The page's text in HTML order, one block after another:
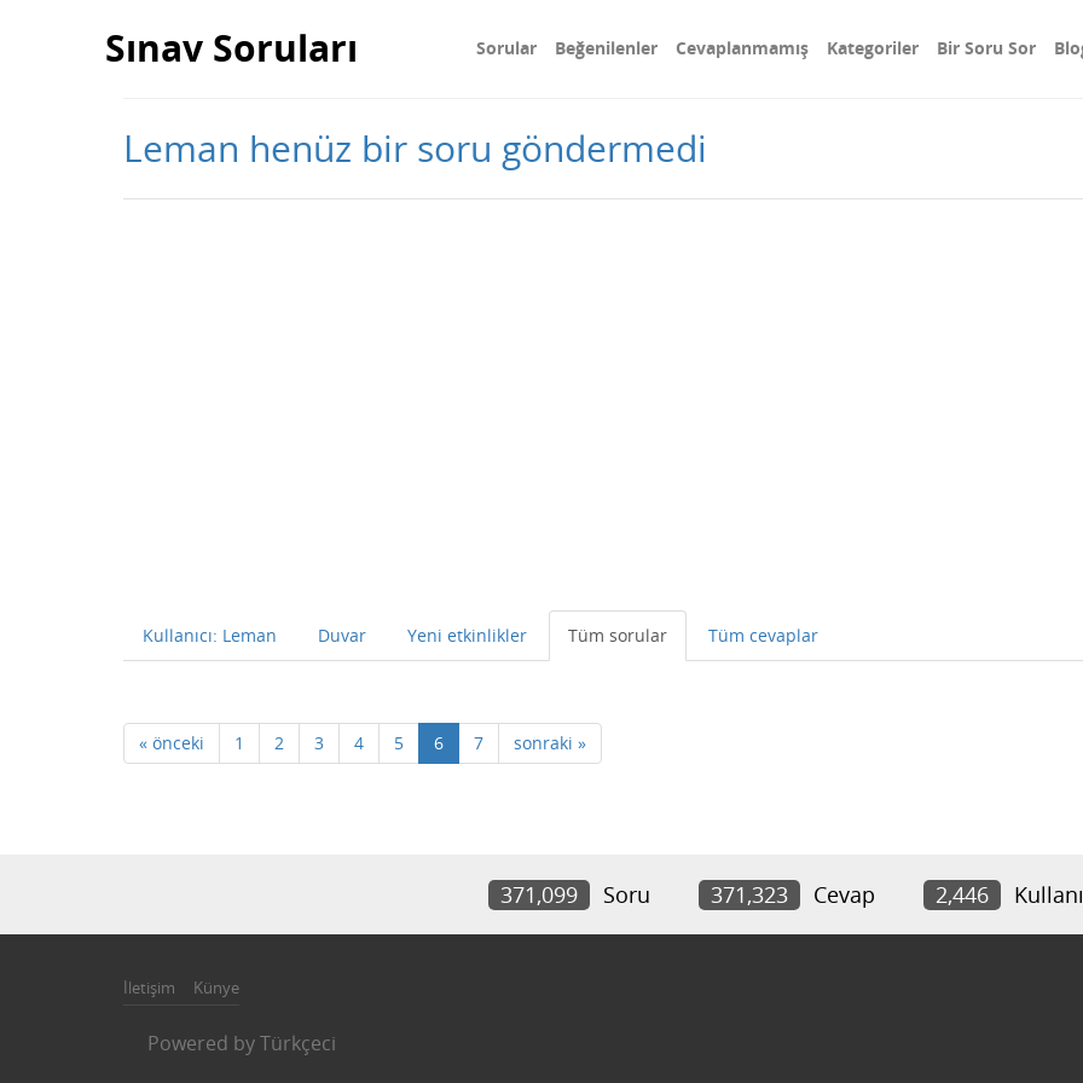
Sınav Soruları Sorular Beğenilenler Cevaplanmamış Kategoriler Bir Soru Sor
Leman henüz bir soru göndermedi
Kullanıcı: Leman Duvar Yeni etkinlikler Tüm sorular Tüm cevaplar
« önceki 1 2 3 4 5 6 7 sonraki »
371,099 Soru 371,323 Cevap 2,446
İletişim Künye
Powered byTürkçeci